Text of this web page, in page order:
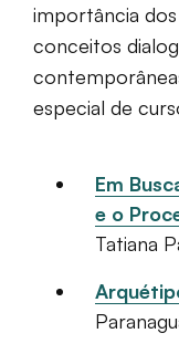
importância
conceitos
especial de
Em
e o
Tatiana